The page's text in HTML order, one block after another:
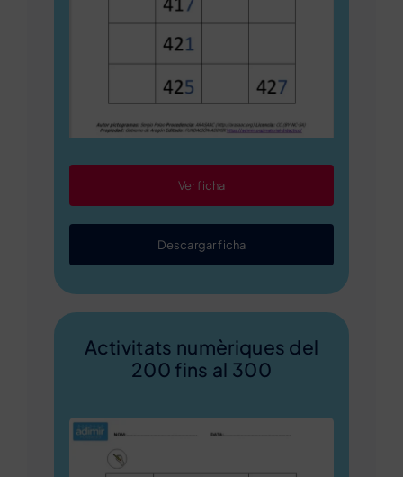
Ver ficha
Descargar ficha
Activitats numèriques del
200 fins al 300